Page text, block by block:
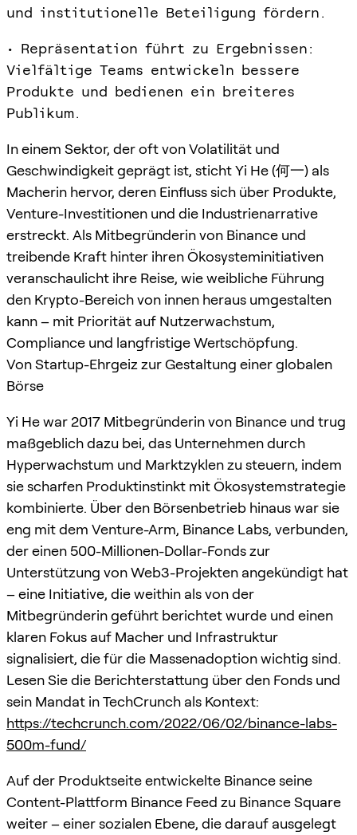
und institutionelle Beteiligung fördern.
• Repräsentation führt zu Ergebnissen:
Vielfältige Teams entwickeln bessere
Produkte und bedienen ein breiteres
Publikum.
In einem Sektor, der oft von Volatilität und
Geschwindigkeit geprägt ist, sticht Yi He (何一) als
Macherin hervor, deren Einfluss sich über Produkte,
Venture-Investitionen und die Industrienarrative
erstreckt. Als Mitbegründerin von Binance und
treibende Kraft hinter ihren Ökosysteminitiativen
veranschaulicht ihre Reise, wie weibliche Führung
den Krypto-Bereich von innen heraus umgestalten
kann – mit Priorität auf Nutzerwachstum,
Compliance und langfristige Wertschöpfung.
Von Startup-Ehrgeiz zur Gestaltung einer globalen
Börse
Yi He war 2017 Mitbegründerin von Binance und trug
maßgeblich dazu bei, das Unternehmen durch
Hyperwachstum und Marktzyklen zu steuern, indem
sie scharfen Produktinstinkt mit Ökosystemstrategie
kombinierte. Über den Börsenbetrieb hinaus war sie
eng mit dem Venture-Arm, Binance Labs, verbunden,
der einen 500-Millionen-Dollar-Fonds zur
Unterstützung von Web3-Projekten angekündigt hat
– eine Initiative, die weithin als von der
Mitbegründerin geführt berichtet wurde und einen
klaren Fokus auf Macher und Infrastruktur
signalisiert, die für die Massenadoption wichtig sind.
Lesen Sie die Berichterstattung über den Fonds und
sein Mandat in TechCrunch als Kontext:
https://techcrunch.com/2022/06/02/binance-labs-
500m-fund/
Auf der Produktseite entwickelte Binance seine
Content-Plattform Binance Feed zu Binance Square
weiter – einer sozialen Ebene, die darauf ausgelegt